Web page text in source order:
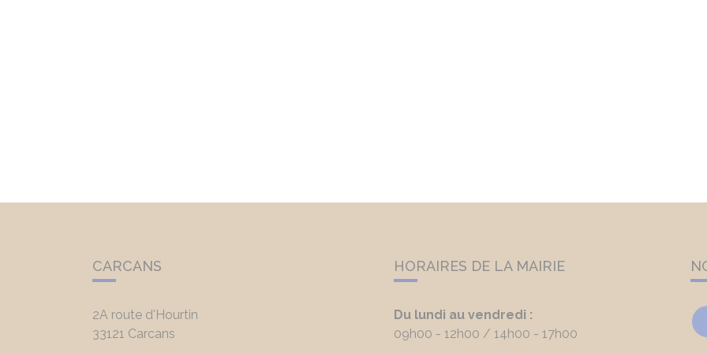
CARCANS
2A route d'Hourtin
33121 Carcans
HORAIRES DE LA MAIRIE
Du lundi au vendredi :
09h00 - 12h00
14h00 - 17h00